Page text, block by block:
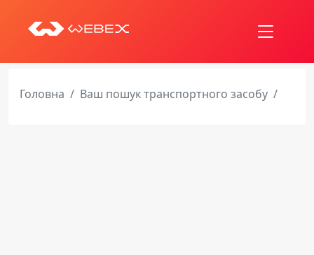
Головна Ваш пошук транспортного засобу